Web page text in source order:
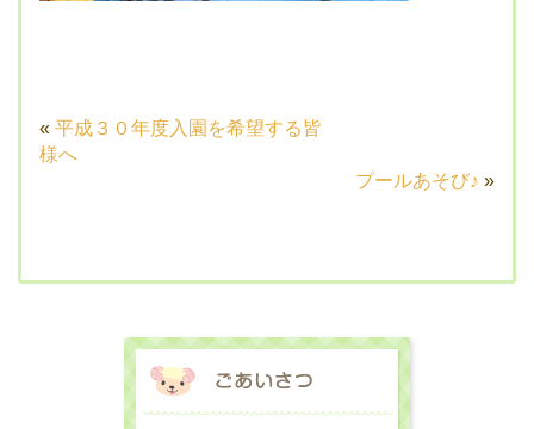
« 平成３０年度入園を希望する皆
様へ
プールあそび♪ »
ごあいさつ